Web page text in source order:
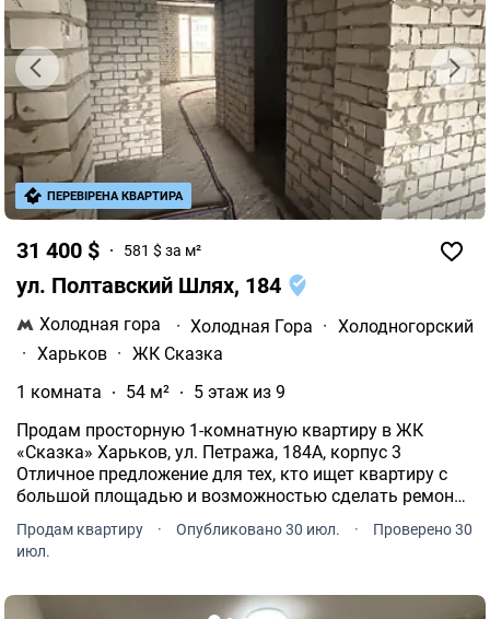
31 400 $ 581 $ за м²
ул. Полтавский Шлях, 184
Холодная гора · Холодная Гора · Холодногорский
· Харьков · ЖК Сказка
1 комната
54 м²
5 этаж из 9
Продам просторную 1-комнатную квартиру в ЖК
«Сказка» Харьков, ул. Петража, 184А, корпус 3
Отличное предложение для тех, кто ищет квартиру с
большой площадью и возможностью сделать ремонт
Продам квартиру · Опубликовано 30 июл. ·
Проверено 30
июл.
ПЕРЕВІРЕНА КВАРТИРА